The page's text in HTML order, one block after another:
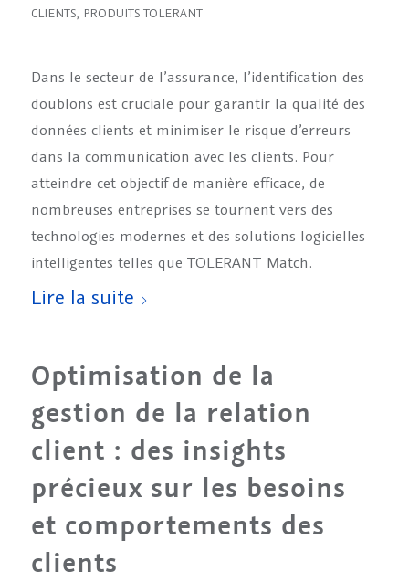
CLIENTS, PRODUITS TOLERANT
Dans le secteur de l’assurance, l’identification des
doublons est cruciale pour garantir la qualité des
données clients et minimiser le risque d’erreurs
dans la communication avec les clients. Pour
atteindre cet objectif de manière efficace, de
nombreuses entreprises se tournent vers des
technologies modernes et des solutions logicielles
intelligentes telles que TOLERANT Match.
Lire la suite
Optimisation de la
gestion de la relation
client : des insights
précieux sur les besoins
et comportements des
clients